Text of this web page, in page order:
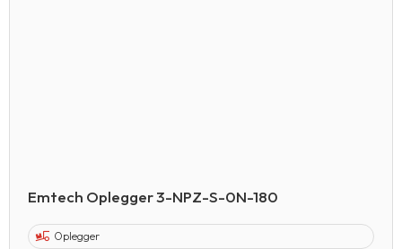
Emtech Oplegger 3-NPZ-S-0N-180
Oplegger